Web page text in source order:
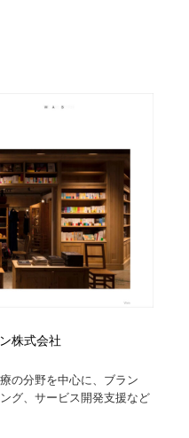
株式会社
の分野を中心に、ブラン
グ、サービス開発支援など